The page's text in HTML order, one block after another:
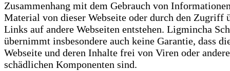
Zusammenhang mit dem Gebrauch von
Material von dieser Webseite oder durch den Zugriff
Links auf andere Webseiten entstehen. Ligmincha
übernimmt insbesondere auch keine Garantie, dass
Webseite und deren Inhalte frei von Viren oder
schädlichen Komponenten sind.